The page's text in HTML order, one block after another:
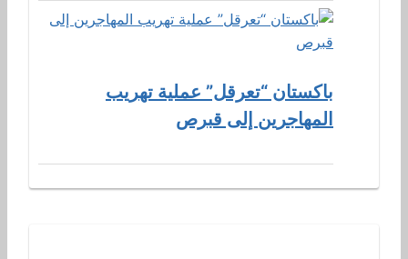
باكستان “تعرقل” عملية تهريب
المهاجرين إلى قبرص